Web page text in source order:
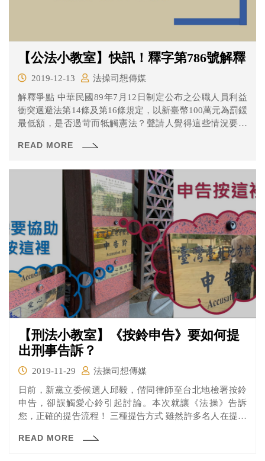
【公法小教室】快訊！釋字第786號解釋
2019-12-13
法操司想傳媒
解釋爭點 中華民國89年7月12日制定公布之公職人員利益
衝突迴避法第14條及第16條規定，以新臺幣100萬元為罰鍰
最低額，是否過苛而牴觸憲法？聲請人覺得這些情況要被
READ MORE
【刑法小教室】《按鈴申告》要如何提
出刑事告訴？
2019-11-29
法操司想傳媒
日前，新黨立委候選人邱毅，偕同律師至台北地檢署按鈴
申告，卻誤觸愛心鈴引起討論。本次就讓《法操》告訴
您，正確的提告流程！ 三種提告方式 雖然許多名人在提告
並不會這樣做，因為其他兩種提告方式，對於民眾來說其
READ MORE